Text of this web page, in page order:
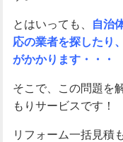
とはいっても、
自治
応の業者を探したり
がかかります・・・
そこで、この問題を
もりサービスです！
リフォーム一括見積